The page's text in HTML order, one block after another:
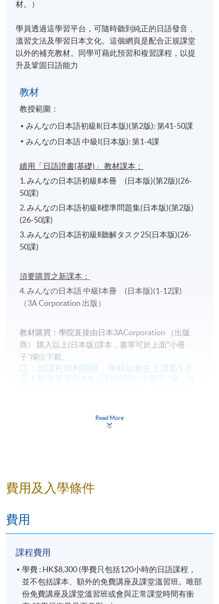
材。）
學員透過這學習平台，可隨時聽到純正的日語發音﹑
溫習文法及學習日本文化。這個網頁是配合正規課堂
以外的補充教材。同學可藉此預習和複習課程，以提
升及鞏固日語能力
教材
教授範圍：
みんなの日本語初級Ⅱ(日本版)(第2版): 第41-50課
みんなの日本語 中級Ⅰ(日本版): 第1-4課
續用「日語證書(基礎)」 教材課本：
1. みんなの日本語初級Ⅱ本冊 (日本版)(第2版)(26-
50課)
2. みんなの日本語初級Ⅱ標準問題集(日本版)(第2版)
(26-50課)
3. みんなの日本語初級Ⅱ聽解タスク25(日本版)(26-
50課)
須要購買之新課本：
4. みんなの日本語 中級Ⅰ本冊 (日本版)(1-12課)
（3A Corporation 出版）
教材購買：學院直接由日本3ACorporation （出版
商） 購入以上(日本版)課本，書單可於上面"小冊
子"欄位下載。
註：如課程順利開班，學科組會在上課前5-7
天上載書單至SOUL / 課程網頁"小冊子"欄，並
期未考試必須合格(合格分數為50%)；
學員完成課程後，可憑該級別的證書、文憑或成績
合格通知書，報讀下一級別課程。惟以該證明文件
升級的有效期，為其發出日期的1年內。如證明書上
的有效期已過，學員須參加入學考試才能繼續升
Read More
費用及入學條件
費用
課程費用
學費 : HK$8,300 (學費只包括120小時的日語課程，
並不包括課本、額外的免費講座及課堂溫習班。唯部
份免費講座及課堂溫習班或會與正常課堂時間有衝